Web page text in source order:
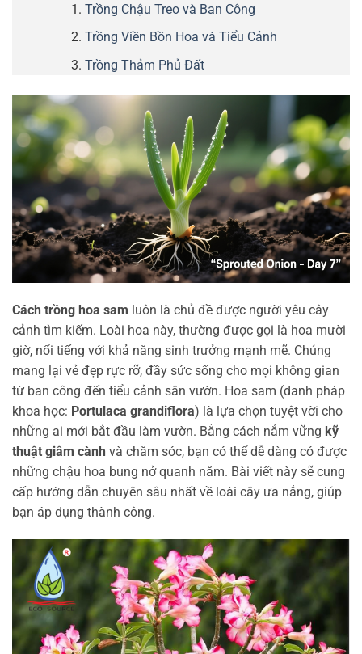
Trồng Chậu Treo và Ban Công
Trồng Viền Bồn Hoa và Tiểu Cảnh
Trồng Thảm Phủ Đất
Cách trồng hoa sam luôn là chủ đề được người yêu cây
cảnh tìm kiếm. Loài hoa này, thường được gọi là hoa mười
giờ, nổi tiếng với khả năng sinh trưởng mạnh mẽ. Chúng
mang lại vẻ đẹp rực rỡ, đầy sức sống cho mọi không gian
từ ban công đến tiểu cảnh sân vườn. Hoa sam (danh pháp
khoa học: Portulaca grandiflora) là lựa chọn tuyệt vời cho
những ai mới bắt đầu làm vườn. Bằng cách nắm vững kỹ
thuật giâm cành và chăm sóc, bạn có thể dễ dàng có được
những chậu hoa bung nở quanh năm. Bài viết này sẽ cung
cấp hướng dẫn chuyên sâu nhất về loài cây ưa nắng, giúp
bạn áp dụng thành công.